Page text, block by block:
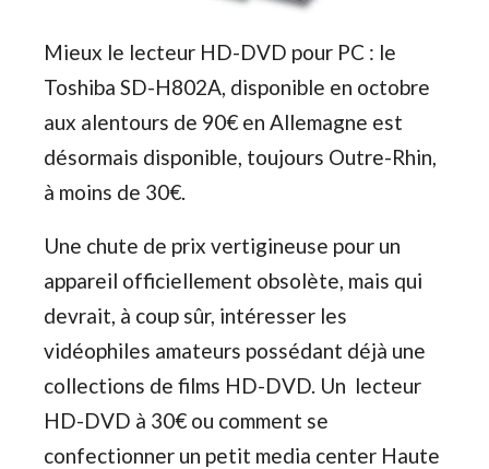
Mieux le lecteur HD-DVD pour PC : le
Toshiba SD-H802A, disponible en octobre
aux alentours de 90€ en Allemagne est
désormais disponible, toujours Outre-Rhin,
à moins de 30€.
Une chute de prix vertigineuse pour un
appareil officiellement obsolète, mais qui
devrait, à coup sûr, intéresser les
vidéophiles amateurs possédant déjà une
collections de films HD-DVD. Un lecteur
HD-DVD à 30€ ou comment se
confectionner un petit media center Haute